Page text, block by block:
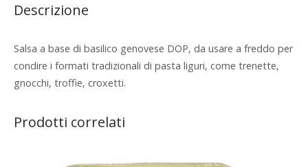
Descrizione
Salsa a base di basilico genovese DOP, da usare a freddo per
condire i formati tradizionali di pasta liguri, come trenette,
gnocchi, troffie, croxetti.
Prodotti correlati